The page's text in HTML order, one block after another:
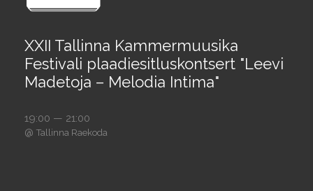
XXII Tallinna Kammermuusika
Festivali plaadiesitluskontsert "Leevi
Madetoja – Melodia Intima"
19:00 — 21:00
@ Tallinna Raekoda